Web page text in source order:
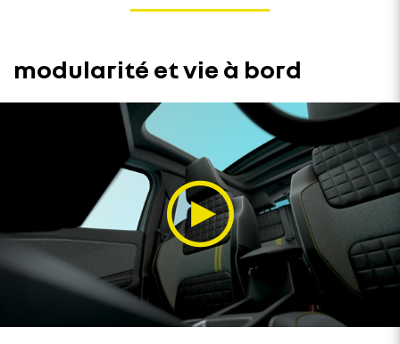
modularité et vie à bord